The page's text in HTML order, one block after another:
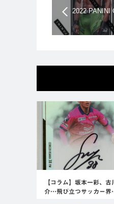
2022 PANINI
【コラム】坂本一彩、古
介…飛び立つサッカー